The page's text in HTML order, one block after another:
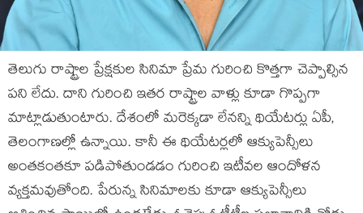
తెలుగు రాష్ట్రాల ప్రేక్షకుల సినిమా ప్రేమ గురించి కొత్తగా చెప్పాల్సిన
పని లేదు. దాని గురించి ఇతర రాష్ట్రాల వాళ్లు కూడా గొప్పగా
మాట్లాడుతుంటారు. దేశంలో మరెక్కడా లేనన్ని థియేటర్లు ఏపీ,
తెలంగాణల్లో ఉన్నాయి. కానీ ఈ థియేటర్లలో ఆక్యుపెన్సీలు
అంతకంతకూ పడిపోతుండడం గురించి ఇటీవల ఆందోళన
వ్యక్తమవుతోంది. పేరున్న సినిమాలకు కూడా ఆక్యుపెన్సీలు